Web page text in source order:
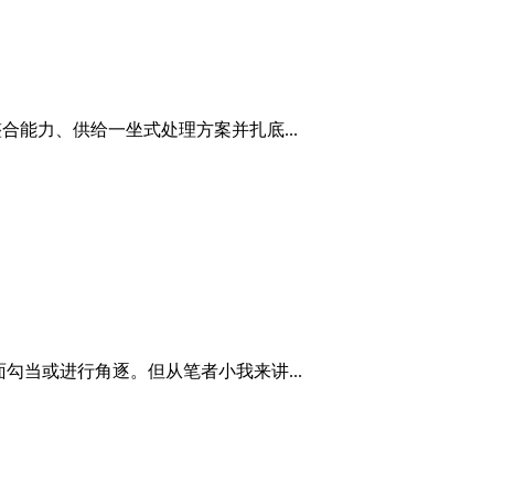
能力、供给一坐式处理方案并扎底...
当或进行角逐。但从笔者小我来讲...